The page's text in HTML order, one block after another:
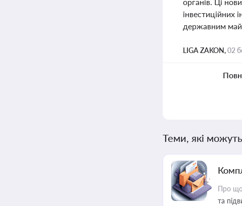
інвестиційних
державним
LIGA ZAKON,02
Теми, які
Про
та